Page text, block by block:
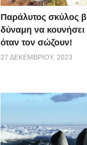
είναι ένας
Παράλυτος σκύλος
δύναμη να κουνήσει
όταν τον σώζουν!
27 ΔΕΚΕΜΒΡΊΟΥ, 2023